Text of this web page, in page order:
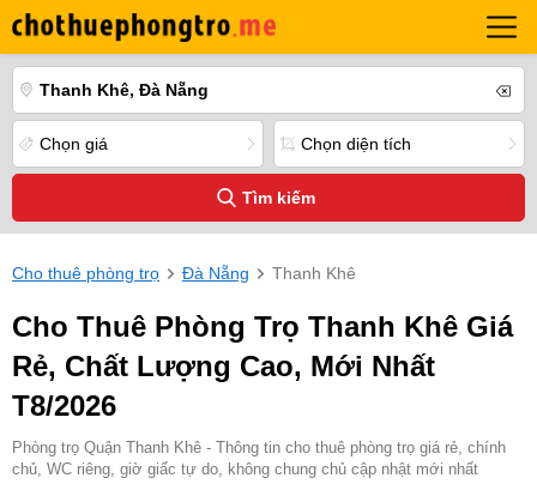
Thanh Khê, Đà Nẵng
Chọn giá Chọn diện tích
Tìm kiếm
Cho thuê phòng trọ Đà Nẵng Thanh Khê
Cho Thuê Phòng Trọ Thanh Khê Giá
Rẻ, Chất Lượng Cao, Mới Nhất
T8/2026
Phòng trọ Quận Thanh Khê - Thông tin cho thuê phòng trọ giá rẻ, chính
chủ, WC riêng, giờ giấc tự do, không chung chủ cập nhật mới nhất